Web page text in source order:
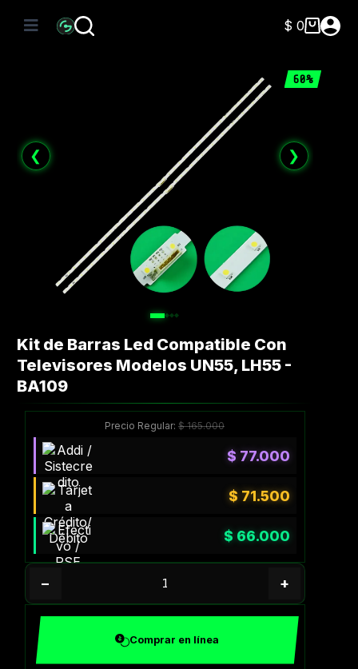
Carro
$ 0
60%
❮ ❯
Kit de Barras Led Compatible Con
Televisores Modelos UN55, LH55 -
BA109
Precio Regular:$165.000
$ 77.000
$ 71.500
$ 66.000
− +
Comprar en línea